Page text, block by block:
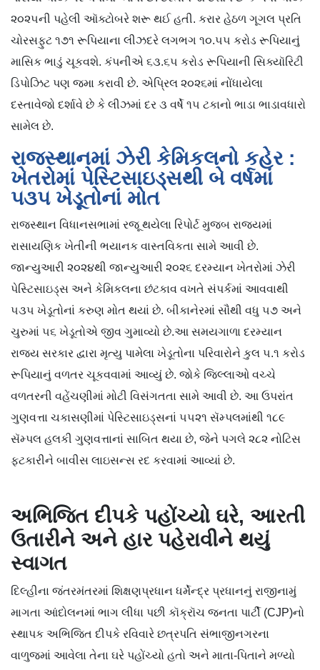
૨૦૨૫ની પહેલી ઑક્ટોબરે શરૂ થઈ હતી. કરાર હેઠળ ગૂગલ પ્રતિ
ચોરસફુટ ૧૭૧ રૂપિયાના લીઝદરે લગભગ ૧૦.૫૫ કરોડ રૂપિયાનું
માસિક ભાડું ચૂકવશે. કંપનીએ ૬૩.૬૫ કરોડ રૂપિયાની સિક્યૉરિટી
ડિપોઝિટ પણ જમા કરાવી છે. એપ્રિલ ૨૦૨૬માં નોંધાયેલા
દસ્તાવેજો દર્શાવે છે કે લીઝમાં દર ૩ વર્ષે ૧૫ ટકાનો ભાડા ભાડાવધારો
સામેલ છે.
રાજસ્થાનમાં ઝેરી કેમિકલનો કહેર :
ખેતરોમાં પેસ્ટિસાઇડ્સથી બે વર્ષમાં
૫૩૫ ખેડૂતોનાં મોત
રાજસ્થાન વિધાનસભામાં રજૂ થયેલા રિપોર્ટ મુજબ રાજ્યમાં
રાસાયણિક ખેતીની ભયાનક વાસ્તવિકતા સામે આવી છે.
જાન્યુઆરી ૨૦૨૪થી જાન્યુઆરી ૨૦૨૬ દરમ્યાન ખેતરોમાં ઝેરી
પેસ્ટિસાઇડ્સ અને કેમિકલના છંટકાવ વખતે સંપર્કમાં આવવાથી
૫૩૫ ખેડૂતોનાં કરુણ મોત થયાં છે. બીકાનેરમાં સૌથી વધુ ૫૭ અને
ચુરુમાં ૫૬ ખેડૂતોએ જીવ ગુમાવ્યો છે.આ સમયગાળા દરમ્યાન
રાજ્ય સરકાર દ્વારા મૃત્યુ પામેલા ખેડૂતોના પરિવારોને કુલ ૫.૧ કરોડ
રૂપિયાનું વળતર ચૂકવવામાં આવ્યું છે. જોકે જિલ્લાઓ વચ્ચે
વળતરની વહેંચણીમાં મોટી વિસંગતતા સામે આવી છે. આ ઉપરાંત
ગુણવત્તા ચકાસણીમાં પેસ્ટિસાઇડ્સનાં ૫૫૨૧ સૅમ્પલમાંથી ૧૮૯
સૅમ્પલ હલકી ગુણવત્તાનાં સાબિત થયા છે, જેને પગલે ૨૮૨ નોટિસ
ફટકારીને બાવીસ લાઇસન્સ રદ કરવામાં આવ્યાં છે.
અભિજિત દીપકે પહોંચ્યો ઘરે, આરતી
ઉતારીને અને હાર પહેરાવીને થયું
સ્વાગત
દિલ્હીના જંતરમંતરમાં શિક્ષણપ્રધાન ધર્મેન્દ્ર પ્રધાનનું રાજીનામું
માગતા આંદોલનમાં ભાગ લીધા પછી કૉક્રૉચ જનતા પાર્ટી (CJP)નો
સ્થાપક અભિજિત દીપકે રવિવારે છત્રપતિ સંભાજીનગરના
વાળુજમાં આવેલા તેના ઘરે પહોંચ્યો હતો અને માતા-પિતાને મળ્યો